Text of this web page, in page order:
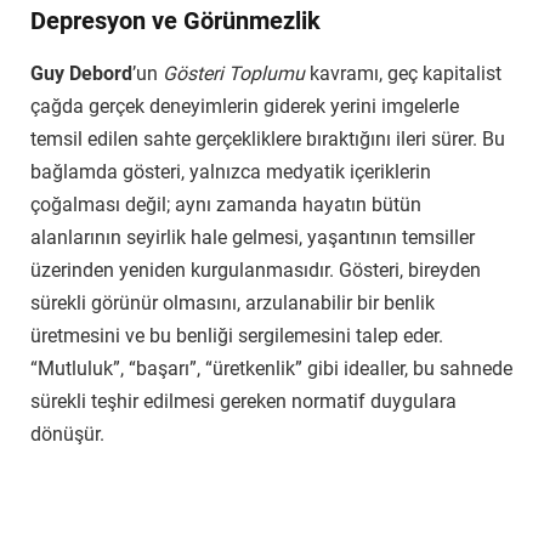
Depresyon ve Görünmezlik
Guy Debord’un Gösteri Toplumukavramı, geç kapitalist
çağda gerçek deneyimlerin giderek yerini imgelerle
temsil edilen sahte gerçekliklere bıraktığını ileri sürer. Bu
bağlamda gösteri, yalnızca medyatik içeriklerin
çoğalması değil; aynı zamanda hayatın bütün
alanlarının seyirlik hale gelmesi, yaşantının temsiller
üzerinden yeniden kurgulanmasıdır. Gösteri, bireyden
sürekli görünür olmasını, arzulanabilir bir benlik
üretmesini ve bu benliği sergilemesini talep eder.
“Mutluluk”, “başarı”, “üretkenlik” gibi idealler, bu sahnede
sürekli teşhir edilmesi gereken normatif duygulara
dönüşür.